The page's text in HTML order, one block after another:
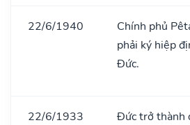
22/6/1940
Chính phủ
phải ký hiệp
Đức.
22/6/1933
Đức trở thành